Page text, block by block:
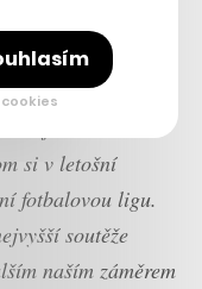
aby kvalita fotbalu
největšího města
vedením
si v letošní
fotbalovou ligu.
soutěže
naším záměrem